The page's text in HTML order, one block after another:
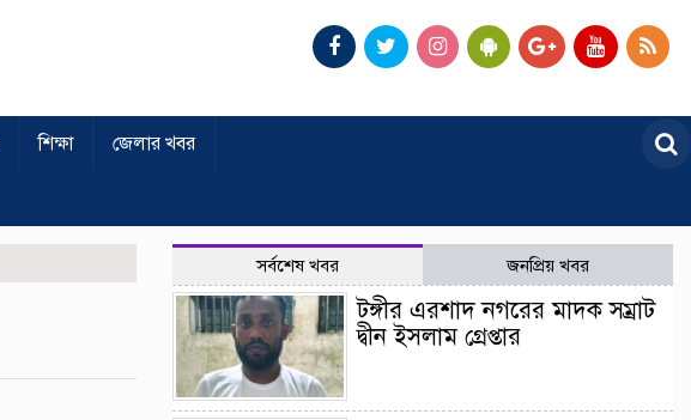
শিক্ষা জেলার খবর
সর্বশেষ খবর জনপ্রিয় খবর
টঙ্গীর এরশাদ নগরের মাদক সম্রাট
দ্বীন ইসলাম গ্রেপ্তার